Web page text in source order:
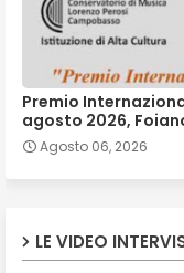
Premio
agosto 2026,
Agosto 06, 2026
LE VIDEO